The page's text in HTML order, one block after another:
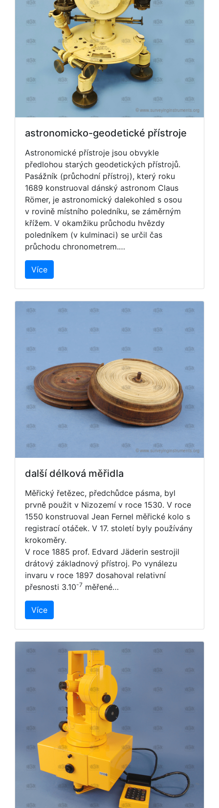
astronomicko-geodetické přístroje
Astronomické přístroje jsou obvykle
předlohou starých geodetických přístrojů.
Pasážník (průchodní přístroj), který roku
1689 konstruoval dánský astronom Claus
Römer, je astronomický dalekohled s osou
v rovině místního poledníku, se záměrným
křížem. V okamžiku průchodu hvězdy
poledníkem (v kulminaci) se určil čas
průchodu chronometrem.…
Více
další délková měřidla
Měřický řetězec, předchůdce pásma, byl
prvně použit v Nizozemí v roce 1530. V roce
1550 konstruoval Jean Fernel měřické kolo s
registrací otáček. V 17. století byly používány
krokoměry.
V roce 1885 prof. Edvard Jäderin sestrojil
drátový základnový přístroj. Po vynálezu
invaru v roce 1897 dosahoval relativní
přesnosti 3.10-7 měřené…
Více